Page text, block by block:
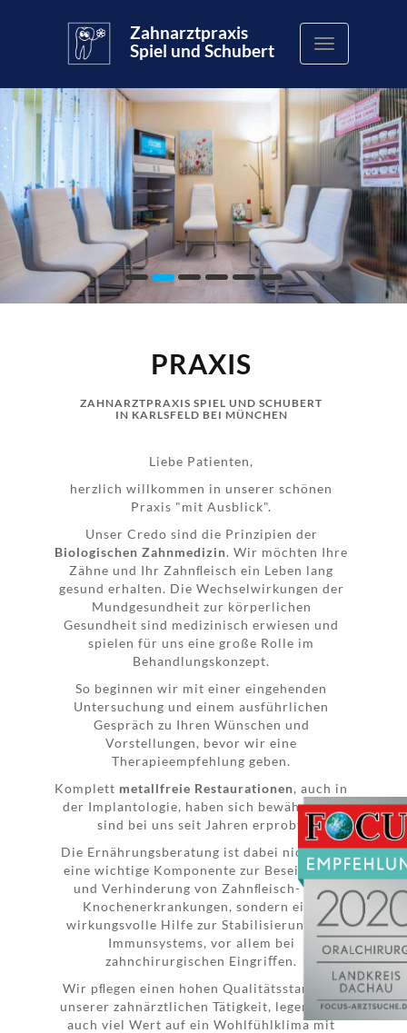
Zahnarztpraxis
Spiel und Schubert
PRAXIS
ZAHNARZTPRAXIS SPIEL UND SCHUBERT
IN KARLSFELD BEI MÜNCHEN
Liebe Patienten,
herzlich willkommen in unserer schönen
Praxis "mit Ausblick".
Unser Credo sind die Prinzipien der
Biologischen Zahnmedizin. Wir möchten Ihre
Zähne und Ihr Zahnﬂeisch ein Leben lang
gesund erhalten. Die Wechselwirkungen der
Mundgesundheit zur körperlichen
Gesundheit sind medizinisch erwiesen und
spielen für uns eine große Rolle im
Behandlungskonzept.
So beginnen wir mit einer eingehenden
Untersuchung und einem ausführlichen
Gespräch zu Ihren Wünschen und
Vorstellungen, bevor wir eine
Therapieempfehlung geben.
Komplett metallfreie Restaurationen, auch in
der Implantologie, haben sich bewährt und
sind bei uns seit Jahren erprobt.
Die Ernährungsberatung ist dabei nicht nur
eine wichtige Komponente zur Beseitigung
und Verhinderung von Zahnﬂeisch- und
Knochenerkrankungen, sondern eine
wirkungsvolle Hilfe zur Stabilisierung des
Immunsystems, vor allem bei
zahnchirurgischen Eingriﬀen.
Wir pﬂegen einen hohen Qualitätsstandard
unserer zahnärztlichen Tätigkeit, legen aber
auch viel Wert auf ein Wohlfühlklima mit